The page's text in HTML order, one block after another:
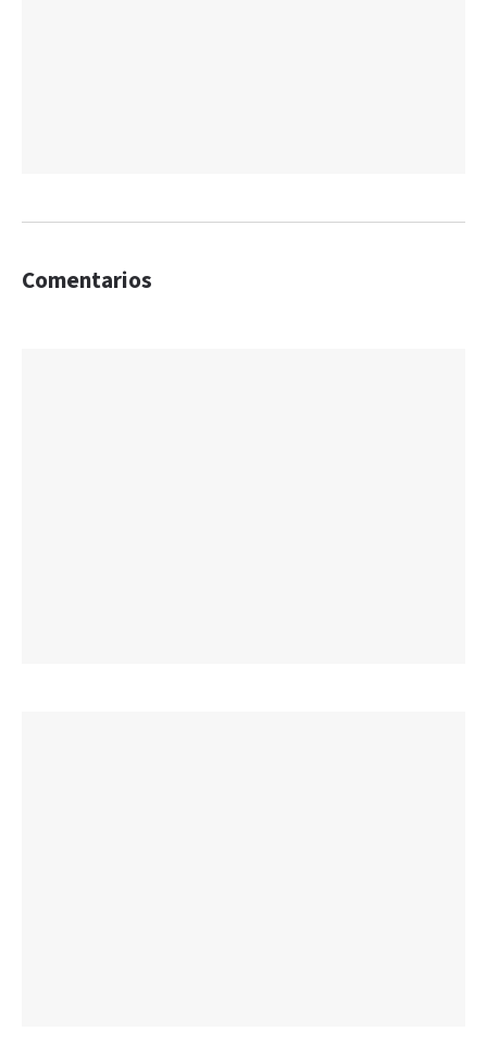
Comentarios